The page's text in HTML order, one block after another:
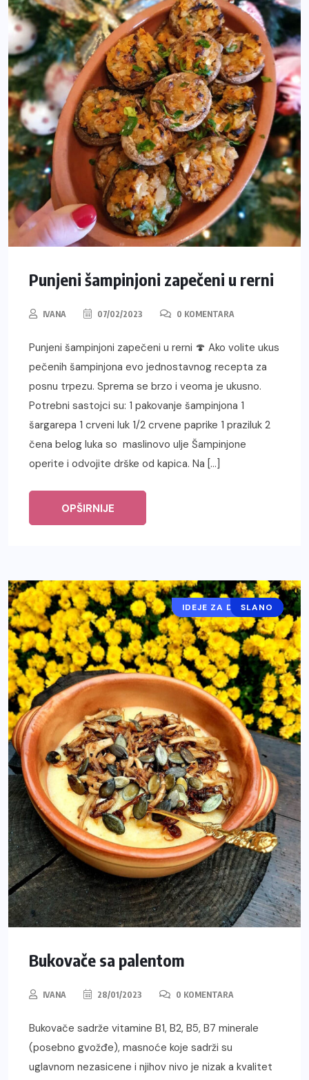
Punjeni šampinjoni zapečeni u rerni
IVANA 07/02/2023 0 KOMENTARA
Punjeni šampinjoni zapečeni u rerni 🍄 Ako volite ukus
pečenih šampinjona evo jednostavnog recepta za
posnu trpezu. Sprema se brzo i veoma je ukusno.
Potrebni sastojci su: 1 pakovanje šampinjona 1
šargarepa 1 crveni luk 1/2 crvene paprike 1 praziluk 2
čena belog luka so maslinovo ulje Šampinjone
operite i odvojite drške od kapica. Na […]
OPŠIRNIJE
IDEJE ZA DORUČAK
SLANO
Bukovače sa palentom
IVANA 28/01/2023 0 KOMENTARA
Bukovače sadrže vitamine B1, B2, B5, B7 minerale
(posebno gvožđe), masnoće koje sadrži su
uglavnom nezasicene i njihov nivo je nizak a kvalitet